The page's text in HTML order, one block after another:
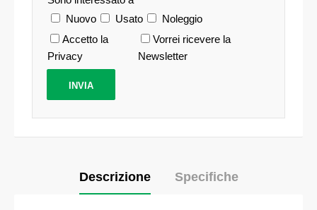
Nuovo
Usato
Noleggio
Accetto la
Privacy
Vorrei ricevere la
Newsletter
Descrizione Specifiche